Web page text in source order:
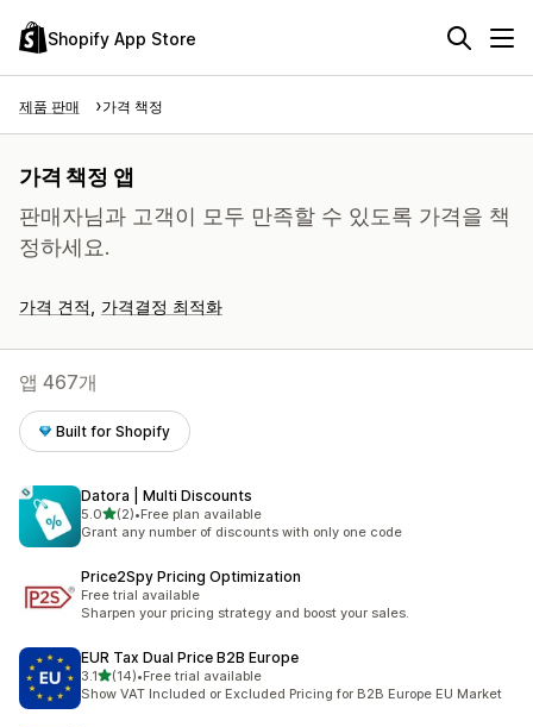
Shopify App Store
제품 판매 가격 책정
가격 책정 앱
판매자님과 고객이 모두 만족할 수 있도록 가격을 책
정하세요.
가격 견적 가격결정 최적화
앱 467개
Built for Shopify
Datora | Multi Discounts
5.0별 5개 중
(2)
총 리뷰 2개
•Free plan available
Grant any number of discounts with only one code
Price2Spy Pricing Optimization
Free trial available
Sharpen your pricing strategy and boost your sales.
EUR Tax Dual Price B2B Europe
3.1별 5개 중
(14)
총 리뷰 14개
•Free trial available
Show VAT Included or Excluded Pricing for B2B Europe EU Market